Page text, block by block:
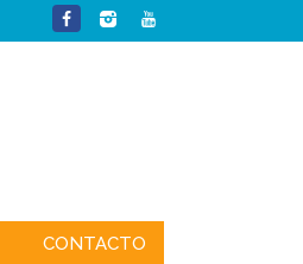
CONTACTO